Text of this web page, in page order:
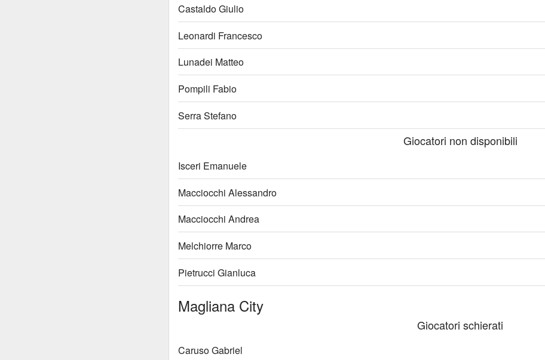
Castaldo Giulio
Leonardi Francesco
Lunadei Matteo
Pompili Fabio
Serra Stefano
Giocatori non disponibili
Isceri Emanuele
Macciocchi Alessandro
Macciocchi Andrea
Melchiorre Marco
Pietrucci Gianluca
Magliana City
Giocatori schierati
Caruso Gabriel